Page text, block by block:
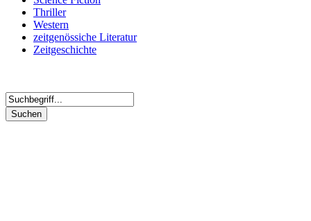
Thriller
Western
zeitgenössiche Literatur
Zeitgeschichte